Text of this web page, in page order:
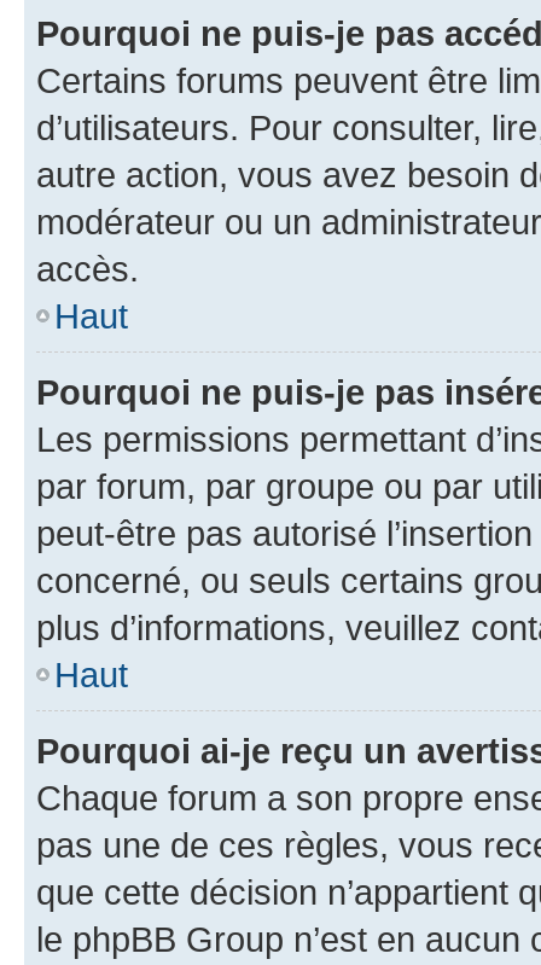
Pourquoi ne puis-je pas
Certains forums peuvent être
d’utilisateurs. Pour consulter,
autre action, vous avez besoin
modérateur ou un
accès.
Haut
Pourquoi ne puis-je pas
Les permissions permettant
par forum, par groupe ou par
peut-être pas autorisé
concerné, ou seuls certains
plus d’informations, veuillez
Haut
Pourquoi ai-je reçu un
Chaque forum a son propre
pas une de ces règles, vous
que cette décision n’appartient
le phpBB Group n’est en